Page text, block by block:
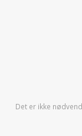
Det er ikke